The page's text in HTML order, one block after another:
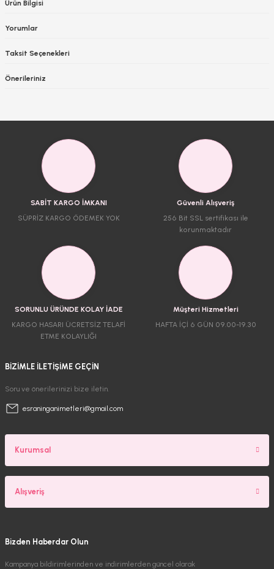
Ürün Bilgisi
Yorumlar
Taksit Seçenekleri
Önerileriniz
SABİT KARGO İMKANI
SÜPRİZ KARGO ÖDEMEK YOK
Güvenli Alışveriş
256 Bit SSL sertifikası ile
korunmaktadır
SORUNLU ÜRÜNDE KOLAY İADE
KARGO HASARI ÜCRETSİZ TELAFİ
ETME KOLAYLIĞI
Müşteri Hizmetleri
HAFTA İÇİ 6 GÜN 09.00-19.30
BİZİMLE İLETİŞİME GEÇİN
Soru ve önerilerinizi bize iletin.
esraninganimetleri@gmail.com
Kurumsal
Alışveriş
Bizden Haberdar Olun
Kampanya bildirimlerinden ve indirimlerden güncel olarak